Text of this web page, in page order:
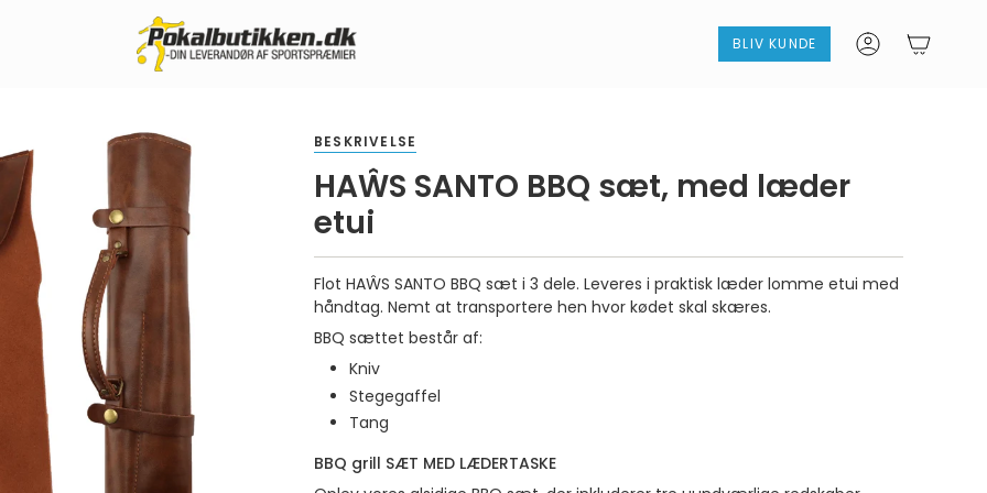
BLIV KUNDE Konto
BESKRIVELSE
HAŴS SANTO BBQ sæt, med læder
etui
Flot HAŴS SANTO BBQ sæt i 3 dele. Leveres i praktisk læder lomme etui med
håndtag. Nemt at transportere hen hvor kødet skal skæres.
BBQ sættet består af:
Kniv
Stegegaffel
Tang
BBQ grill SÆT MED LÆDERTASKE